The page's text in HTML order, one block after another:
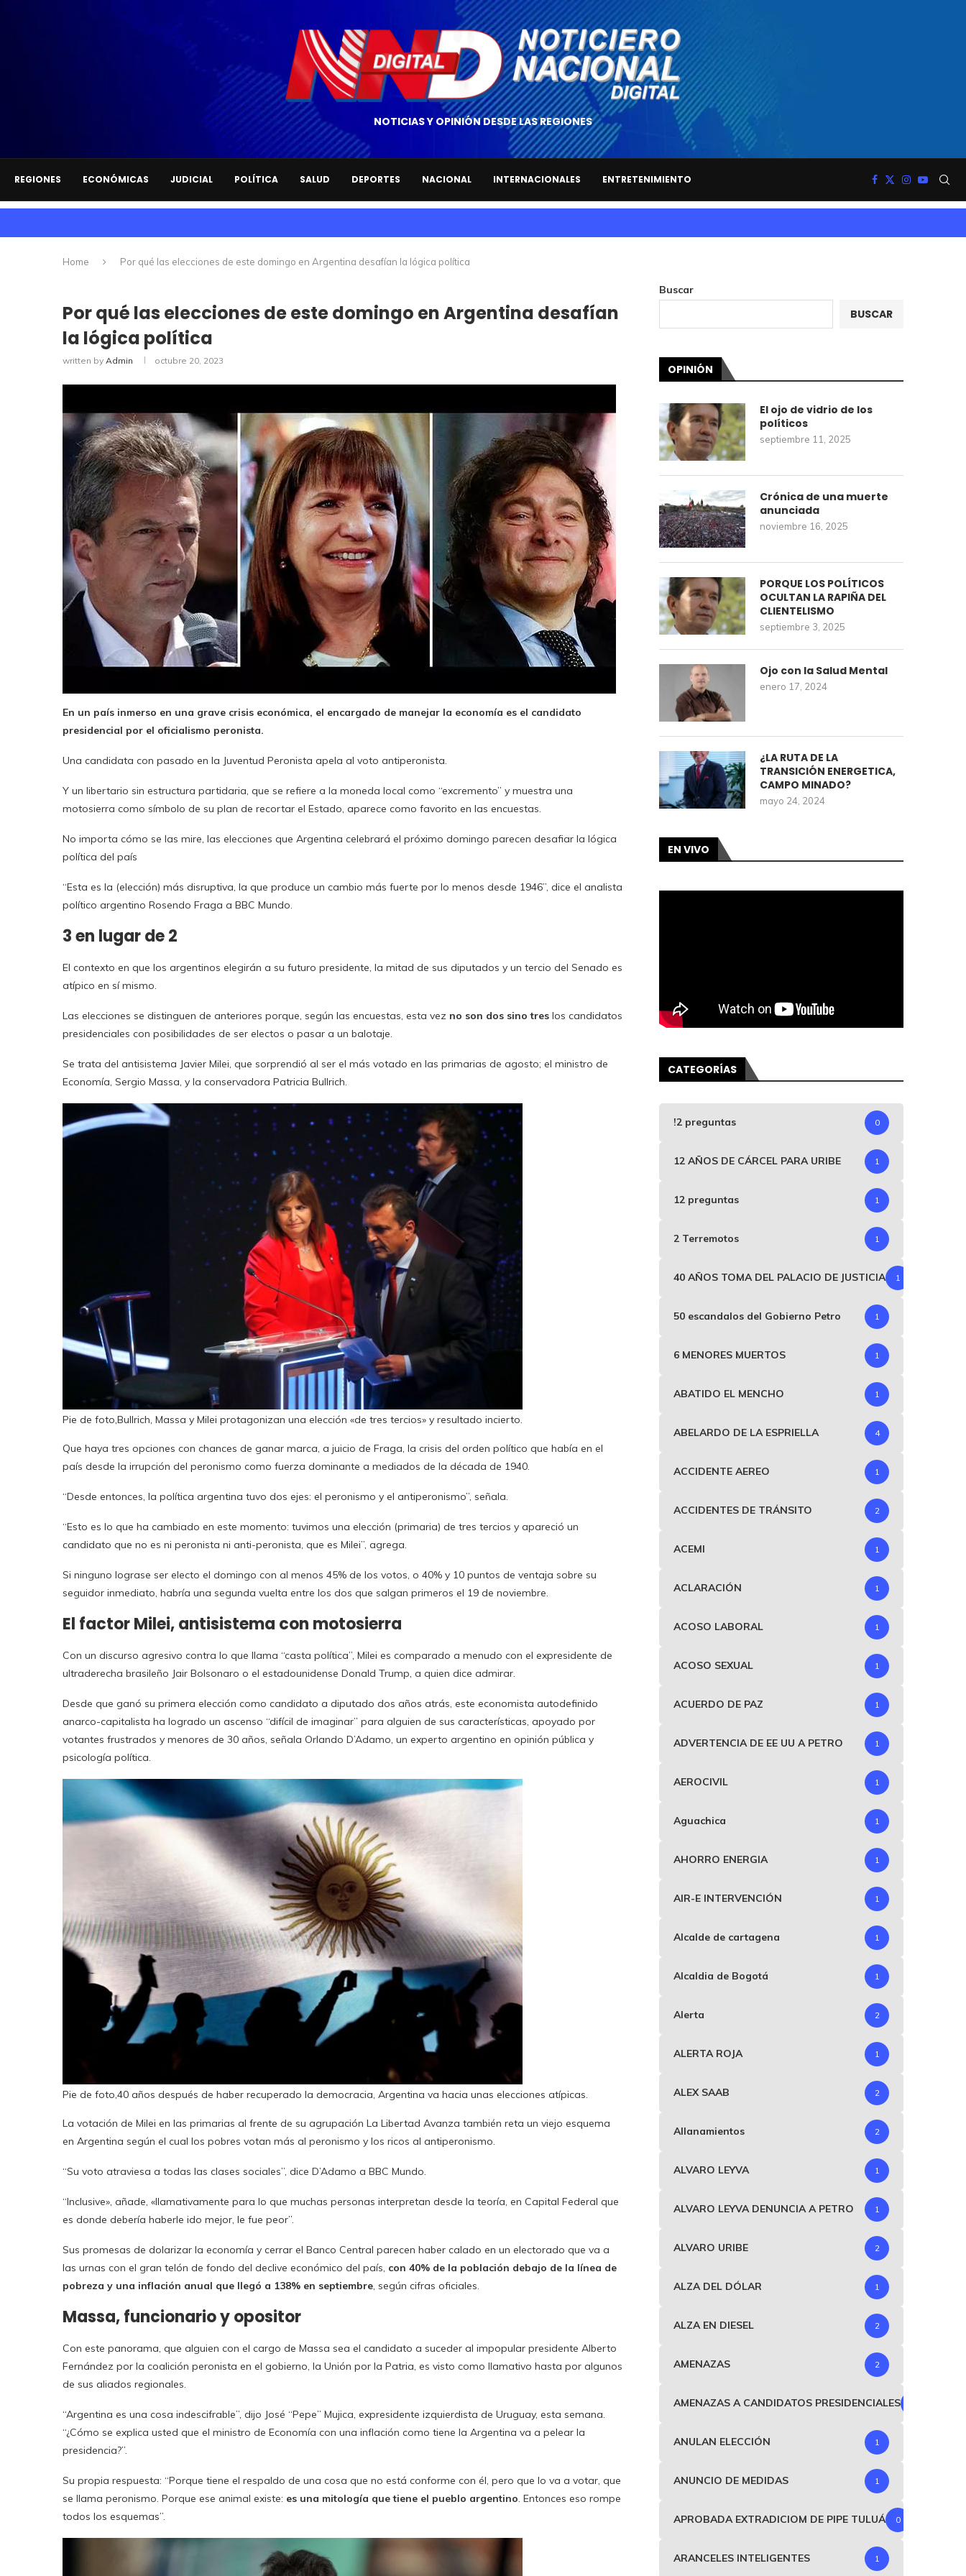
NOTICIAS Y OPINIÓN DESDE LAS REGIONES
REGIONES ECONÓMICAS JUDICIAL POLÍTICA SALUD DEPORTES NACIONAL INTERNACIONALES ENTRETENIMIENTO
Home Por qué las elecciones de este domingo en Argentina desafían la lógica política
Por qué las elecciones de este domingo en Argentina desafían
la lógica política
written by Admin octubre 20, 2023
En un país inmerso en una grave crisis económica, el encargado de manejar la economía es el candidato
presidencial por el oficialismo peronista.
Una candidata con pasado en la Juventud Peronista apela al voto antiperonista.
Y un libertario sin estructura partidaria, que se refiere a la moneda local como “excremento” y muestra una
motosierra como símbolo de su plan de recortar el Estado, aparece como favorito en las encuestas.
No importa cómo se las mire, las elecciones que Argentina celebrará el próximo domingo parecen desafiar la lógica
política del país
“Esta es la (elección) más disruptiva, la que produce un cambio más fuerte por lo menos desde 1946”, dice el analista
político argentino Rosendo Fraga a BBC Mundo.
3 en lugar de 2
El contexto en que los argentinos elegirán a su futuro presidente, la mitad de sus diputados y un tercio del Senado es
atípico en sí mismo.
Las elecciones se distinguen de anteriores porque, según las encuestas, esta vez no son dos sino tres los candidatos
presidenciales con posibilidades de ser electos o pasar a un balotaje.
Se trata del antisistema Javier Milei, que sorprendió al ser el más votado en las primarias de agosto; el ministro de
Economía, Sergio Massa, y la conservadora Patricia Bullrich.
Pie de foto,Bullrich, Massa y Milei protagonizan una elección «de tres tercios» y resultado incierto.
Que haya tres opciones con chances de ganar marca, a juicio de Fraga, la crisis del orden político que había en el
país desde la irrupción del peronismo como fuerza dominante a mediados de la década de 1940.
“Desde entonces, la política argentina tuvo dos ejes: el peronismo y el antiperonismo”, señala.
“Esto es lo que ha cambiado en este momento: tuvimos una elección (primaria) de tres tercios y apareció un
candidato que no es ni peronista ni anti-peronista, que es Milei”, agrega.
Si ninguno lograse ser electo el domingo con al menos 45% de los votos, o 40% y 10 puntos de ventaja sobre su
seguidor inmediato, habría una segunda vuelta entre los dos que salgan primeros el 19 de noviembre.
El factor Milei, antisistema con motosierra
Con un discurso agresivo contra lo que llama “casta política”, Milei es comparado a menudo con el expresidente de
ultraderecha brasileño Jair Bolsonaro o el estadounidense Donald Trump, a quien dice admirar.
Desde que ganó su primera elección como candidato a diputado dos años atrás, este economista autodefinido
anarco-capitalista ha logrado un ascenso “difícil de imaginar” para alguien de sus características, apoyado por
votantes frustrados y menores de 30 años, señala Orlando D’Adamo, un experto argentino en opinión pública y
psicología política.
Pie de foto,40 años después de haber recuperado la democracia, Argentina va hacia unas elecciones atípicas.
La votación de Milei en las primarias al frente de su agrupación La Libertad Avanza también reta un viejo esquema
en Argentina según el cual los pobres votan más al peronismo y los ricos al antiperonismo.
“Su voto atraviesa a todas las clases sociales”, dice D’Adamo a BBC Mundo.
“Inclusive», añade, «llamativamente para lo que muchas personas interpretan desde la teoría, en Capital Federal que
es donde debería haberle ido mejor, le fue peor”.
Sus promesas de dolarizar la economía y cerrar el Banco Central parecen haber calado en un electorado que va a
las urnas con el gran telón de fondo del declive económico del país, con 40% de la población debajo de la línea de
pobreza y una inflación anual que llegó a 138% en septiembre, según cifras oficiales.
Massa, funcionario y opositor
Con este panorama, que alguien con el cargo de Massa sea el candidato a suceder al impopular presidente Alberto
Fernández por la coalición peronista en el gobierno, la Unión por la Patria, es visto como llamativo hasta por algunos
de sus aliados regionales.
“Argentina es una cosa indescifrable”, dijo José “Pepe” Mujica, expresidente izquierdista de Uruguay, esta semana.
“¿Cómo se explica usted que el ministro de Economía con una inflación como tiene la Argentina va a pelear la
presidencia?”.
Su propia respuesta: “Porque tiene el respaldo de una cosa que no está conforme con él, pero que lo va a votar, que
se llama peronismo. Porque ese animal existe: es una mitología que tiene el pueblo argentino. Entonces eso rompe
todos los esquemas”.
Buscar
BUSCAR
OPINIÓN
El ojo de vidrio de los
políticos
septiembre 11, 2025
Crónica de una muerte
anunciada
noviembre 16, 2025
PORQUE LOS POLÍTICOS
OCULTAN LA RAPIÑA DEL
CLIENTELISMO
septiembre 3, 2025
Ojo con la Salud Mental
enero 17, 2024
¿LA RUTA DE LA
TRANSICIÓN ENERGETICA,
CAMPO MINADO?
mayo 24, 2024
EN VIVO
CATEGORÍAS
!2 preguntas 0
12 AÑOS DE CÁRCEL PARA URIBE 1
12 preguntas 1
2 Terremotos 1
40 AÑOS TOMA DEL PALACIO DE JUSTICIA 1
50 escandalos del Gobierno Petro 1
6 MENORES MUERTOS 1
ABATIDO EL MENCHO 1
ABELARDO DE LA ESPRIELLA 4
ACCIDENTE AEREO 1
ACCIDENTES DE TRÁNSITO 2
ACEMI 1
ACLARACIÓN 1
ACOSO LABORAL 1
ACOSO SEXUAL 1
ACUERDO DE PAZ 1
ADVERTENCIA DE EE UU A PETRO 1
AEROCIVIL 1
Aguachica 1
AHORRO ENERGIA 1
AIR-E INTERVENCIÓN 1
Alcalde de cartagena 1
Alcaldia de Bogotá 1
Alerta 2
ALERTA ROJA 1
ALEX SAAB 2
Allanamientos 2
ALVARO LEYVA 1
ALVARO LEYVA DENUNCIA A PETRO 1
ALVARO URIBE 2
ALZA DEL DÓLAR 1
ALZA EN DIESEL 2
AMENAZAS 2
AMENAZAS A CANDIDATOS PRESIDENCIALES
ANULAN ELECCIÓN 1
ANUNCIO DE MEDIDAS 1
APROBADA EXTRADICIOM DE PIPE TULUÁ 0
ARANCELES INTELIGENTES 1